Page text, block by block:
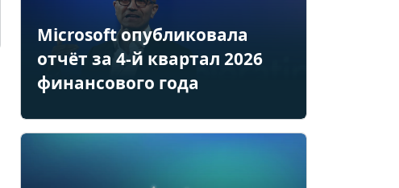
Microsoft опубликовала
отчёт за 4-й квартал 2026
финансового года